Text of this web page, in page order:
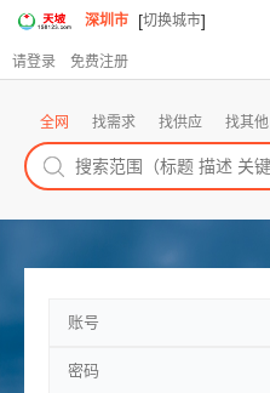
深圳市 [切换城市]
请登录 免费注册
全网 找需求 找供应 找其他